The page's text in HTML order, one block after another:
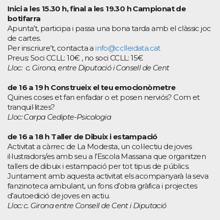
Inici a les 15.30 h, final a les 19.30 h Campionat de
botifarra
Apunta’t, participa i passa una bona tarda amb el clàssic joc
de cartes.
Per inscriure’t, contacta ainfo@cclleidata.cat
Preus: Soci CCLL: 10€ , no soci CCLL: 15€
Lloc: c. Girona, entre Diputació i Consell de Cent
de 16 a 19 h Construeix el teu emocionòmetre
Quines coses et fan enfadar o et posen nerviós? Com et
tranquil·litzes?
Lloc: Carpa Cedipte-Psicologia
de 16 a 18 h Taller de Dibuix i estampació
Activitat a càrrec de La Modesta, un col·lectiu de joves
il·lustradors/es amb seu a l’Escola Massana que organitzen
tallers de dibuix i estampació per tot tipus de públics.
Juntament amb aquesta activitat els acompanyarà la seva
fanzinoteca ambulant, un fons d’obra gràfica i projectes
d’autoedició de joves en actiu.
Lloc: c. Girona entre Consell de Cent i Diputació